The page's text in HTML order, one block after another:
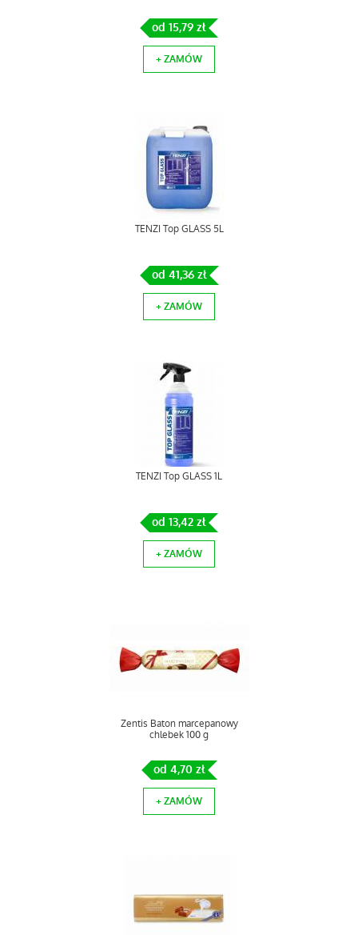
od 15,79 zł
+ ZAMÓW
TENZI Top GLASS 5L
od 41,36 zł
+ ZAMÓW
TENZI Top GLASS 1L
od 13,42 zł
+ ZAMÓW
Zentis Baton marcepanowy
chlebek 100 g
od 4,70 zł
+ ZAMÓW